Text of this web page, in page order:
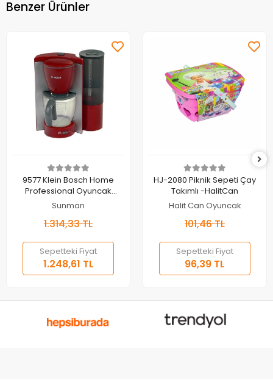
Benzer Ürünler
Sepete Ekle
9577 Klein Bosch Home
Professional Oyuncak
Kahve Makinesi
Sunman
1.314,33 TL
Sepetteki Fiyat
1.248,61 TL
Sepete Ekle
HJ-2080 Piknik Sepeti Çay
Takımlı -HalitCan
Halit Can Oyuncak
101,46 TL
Sepetteki Fiyat
96,39 TL